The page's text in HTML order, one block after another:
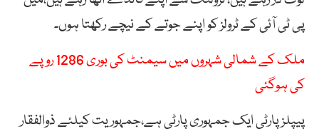
پی ٹی آئی کے ٹرولز کو اپنے جوتے کے نیچے رکھتا ہوں۔
ملک کے شمالی شہروں میں سیمنٹ کی بوری 1286 روپے
کی ہوگئی
پیپلز پارٹی ایک جمہوری پارٹی ہے،جمہوریت کیلئے ذوالفقار